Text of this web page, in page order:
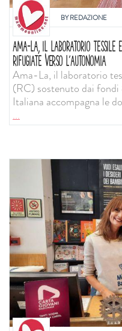
BYREDAZIONE
AMA-LA, IL LABORATORIO TESSILE
RIFUGIATE VERSO L’AUTONOMIA
Ama-La, il laboratorio
(RC) sostenuto dai fondi
Italiana accompagna le
...